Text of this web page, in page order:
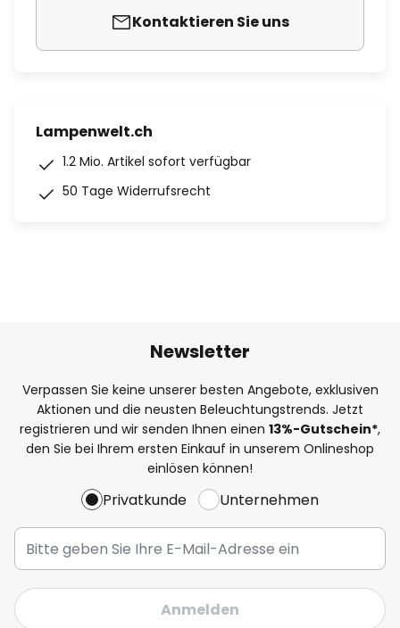
Kontaktieren Sie uns
Lampenwelt.ch
1.2 Mio. Artikel sofort verfügbar
50 Tage Widerrufsrecht
Newsletter
Verpassen Sie keine unserer besten Angebote, exklusiven
Aktionen und die neusten Beleuchtungstrends. Jetzt
registrieren und wir senden Ihnen einen 13%-Gutschein*,
den Sie bei Ihrem ersten Einkauf in unserem Onlineshop
einlösen können!
Privatkunde Unternehmen
Anmelden